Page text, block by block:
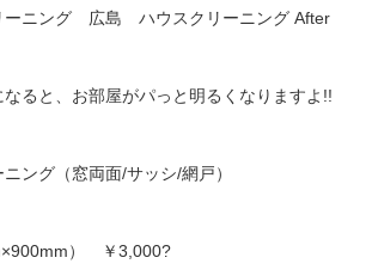
ーニング 広島 ハウスクリーニング After
ると、お部屋がパっと明るくなりますよ!!
ング（窓両面/サッシ/網戸）
） ￥3,000?